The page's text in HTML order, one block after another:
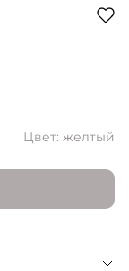
Цвет: желтый